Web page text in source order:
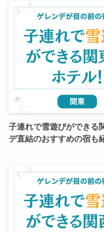
子連れで雪遊びができる
デ直結のおすすめの宿も